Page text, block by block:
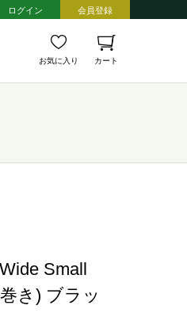
ログイン 会員登録
お気に入り カート
Small
き) ブラッ